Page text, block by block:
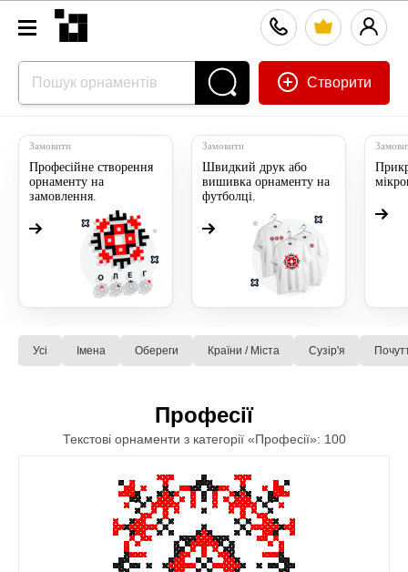
Створити
Замовити
Професійне створення
орнаменту на
замовлення.
Замовити
Швидкий друк або
вишивка орнаменту на
футболці.
Усі Імена Обереги Країни / Міста Сузiр'я
Професії
Текстові орнаменти з категорії «Професії»: 100